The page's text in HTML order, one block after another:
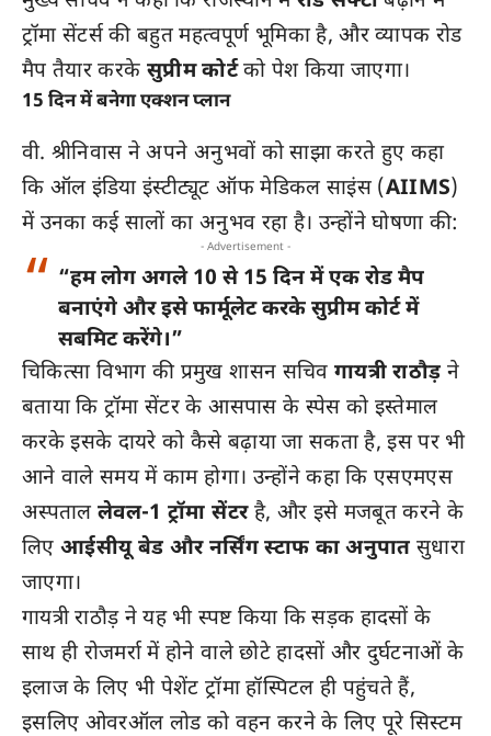
ट्रॉमा सेंटर्स की बहुत महत्वपूर्ण भूमिका है, और व्यापक रोड
मैप तैयार करके सुप्रीम कोर्टको पेश किया जाएगा।
15 दिन में बनेगा एक्शन प्लान
वी. श्रीनिवास ने अपने अनुभवों को साझा करते हुए कहा
कि ऑल इंडिया इंस्टीट्यूट ऑफ मेडिकल साइंस (AIIMS)
में उनका कई सालों का अनुभव रहा है। उन्होंने घोषणा की:
- Advertisement -
“हम लोग अगले 10 से 15 दिन में एक रोड मैप
बनाएंगे और इसे फार्मूलेट करके सुप्रीम कोर्ट में
सबमिट करेंगे।”
चिकित्सा विभाग की प्रमुख शासन सचिव गायत्री राठौड़ ने
बताया कि ट्रॉमा सेंटर के आसपास के स्पेस को इस्तेमाल
करके इसके दायरे को कैसे बढ़ाया जा सकता है, इस पर भी
आने वाले समय में काम होगा। उन्होंने कहा कि एसएमएस
अस्पताललेवल-1 ट्रॉमा सेंटरहै, और इसे मजबूत करने के
लिएआईसीयू बेड और नर्सिंग स्टाफ का अनुपात सुधारा
जाएगा।
गायत्री राठौड़ ने यह भी स्पष्ट किया कि सड़क हादसों के
साथ ही रोजमर्रा में होने वाले छोटे हादसों और दुर्घटनाओं के
इलाज के लिए भी पेशेंट ट्रॉमा हॉस्पिटल ही पहुंचते हैं,
इसलिए ओवरऑल लोड को वहन करने के लिए पूरे सिस्टम